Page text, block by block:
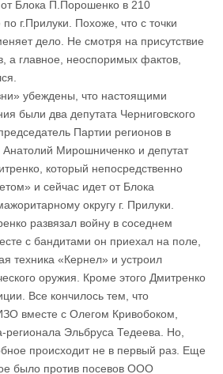
Блока П.Порошенко в 210
г.Прилуки. Похоже, что с точки
дело. Не смотря на присутствие
а главное, неоспоримых фактов,
убеждены, что настоящими
были два депутата Черниговского
Партии регионов в
Анатолий Мирошниченко и депутат
который непосредственно
и сейчас идет от Блока
округу г. Прилуки.
развязал войну в соседнем
с бандитами он приехал на поле,
техника «Кернел» и устроил
оружия. Кроме этого Дмитренко
Все кончилось тем, что
вместе с Олегом Кривобоком,
Эльбруса Тедеева. Но,
происходит не в первый раз. Еще
было против посевов ООО